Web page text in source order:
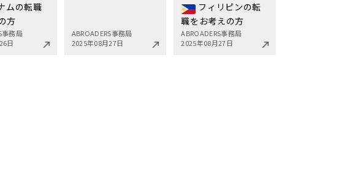
ムの転職
方
事務局
日
ABROADERS事務局
2025年08月27日
フィリピンの転
職をお考えの方
ABROADERS事務局
2025年08月27日